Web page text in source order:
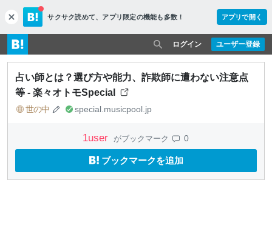
c
l
o
s
e
サクサク読めて、 アプリ限定の機能も多数！ アプリで開く
ユーザー登録
ログイン
占い師とは？選び方や能力、詐欺師に遭わない注意点
等 - 楽々オトモSpecial
世の中 special.musicpool.jp
1user がブックマーク 0
ブックマークを追加